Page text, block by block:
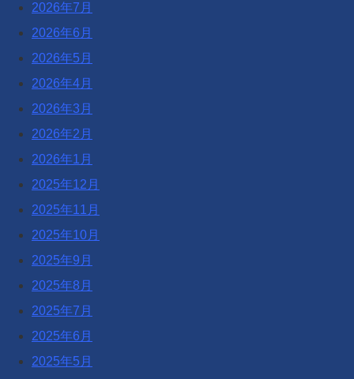
2026年7月
2026年6月
2026年5月
2026年4月
2026年3月
2026年2月
2026年1月
2025年12月
2025年11月
2025年10月
2025年9月
2025年8月
2025年7月
2025年6月
2025年5月